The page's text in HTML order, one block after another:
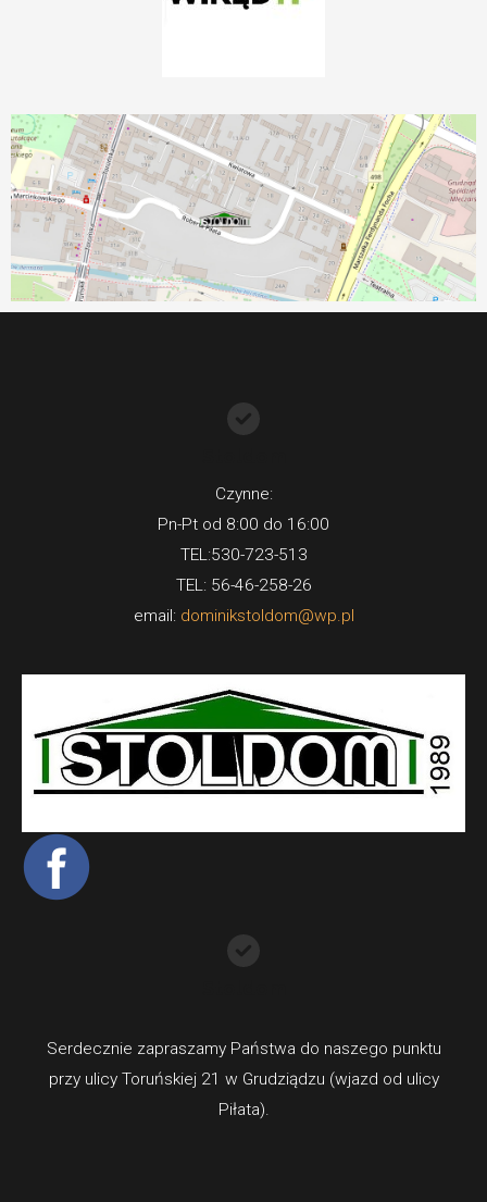
Czynne:
Pn-Pt od 8:00 do 16:00
TEL:530-723-513
TEL: 56-46-258-26
email: dominikstoldom@wp.pl
Serdecznie zapraszamy Państwa do naszego punktu
przy ulicy Toruńskiej 21 w Grudziądzu (wjazd od ulicy
Piłata).